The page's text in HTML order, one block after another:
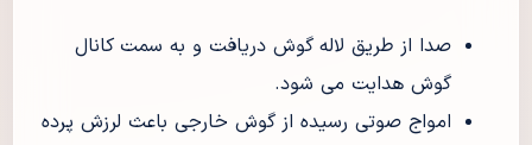
صدا از طریق لاله گوش دریافت و به سمت کانال
گوش هدایت می شود.
امواج صوتی رسیده از گوش خارجی باعث لرزش پرده